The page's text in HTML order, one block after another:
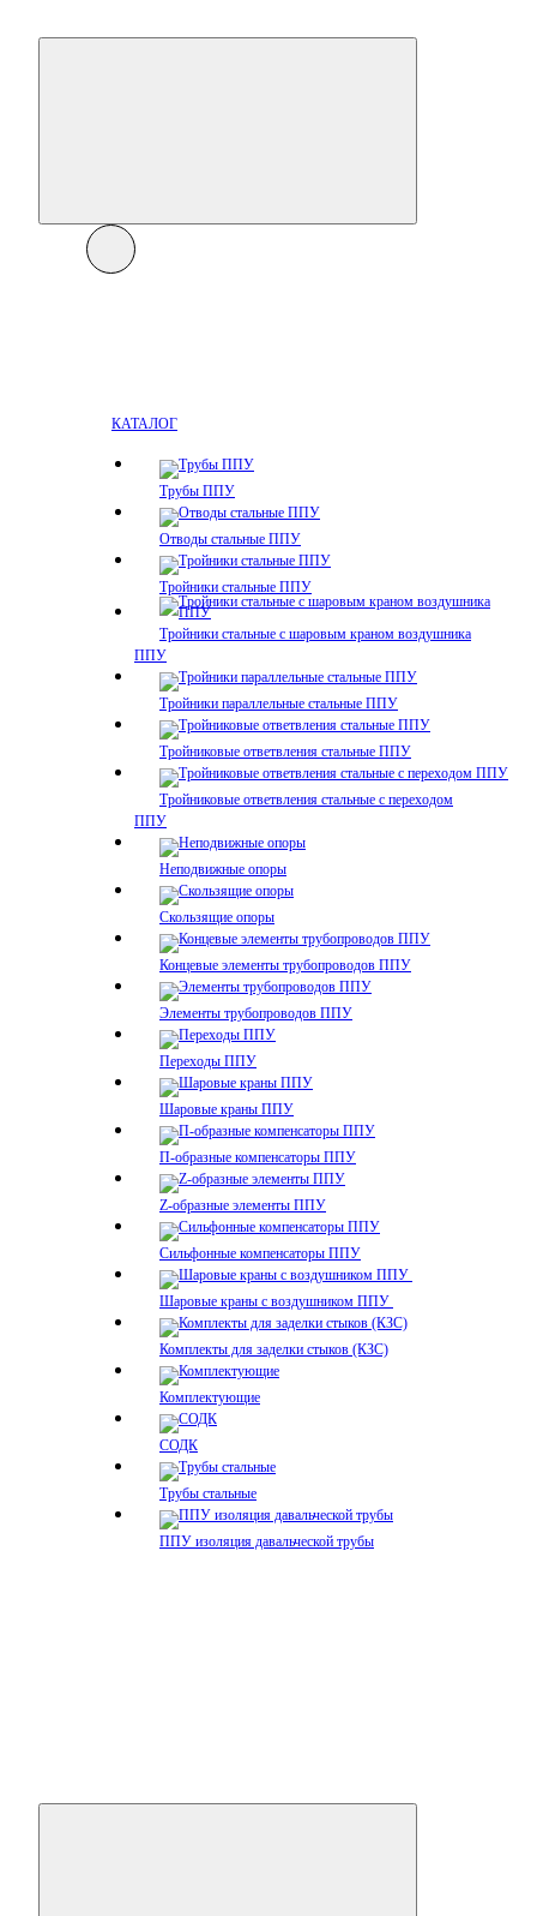
КАТАЛОГ
Трубы ППУ
Отводы стальные ППУ
Тройники стальные ППУ
Тройники стальные с шаровым краном воздушника
ППУ
Тройники параллельные стальные ППУ
Тройниковые ответвления стальные ППУ
Тройниковые ответвления стальные с переходом
ППУ
Неподвижные опоры
Скользящие опоры
Концевые элементы трубопроводов ППУ
Элементы трубопроводов ППУ
Переходы ППУ
Шаровые краны ППУ
П-образные компенсаторы ППУ
Z-образные элементы ППУ
Сильфонные компенсаторы ППУ
Шаровые краны с воздушником ППУ
Комплекты для заделки стыков (КЗС)
Комплектующие
СОДК
Трубы стальные
ППУ изоляция давальческой трубы